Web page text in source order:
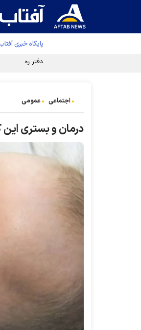
پایگاه خبری آفتاب
دفتر رهبر
اجتماعی عمومی
درمان و بستری این